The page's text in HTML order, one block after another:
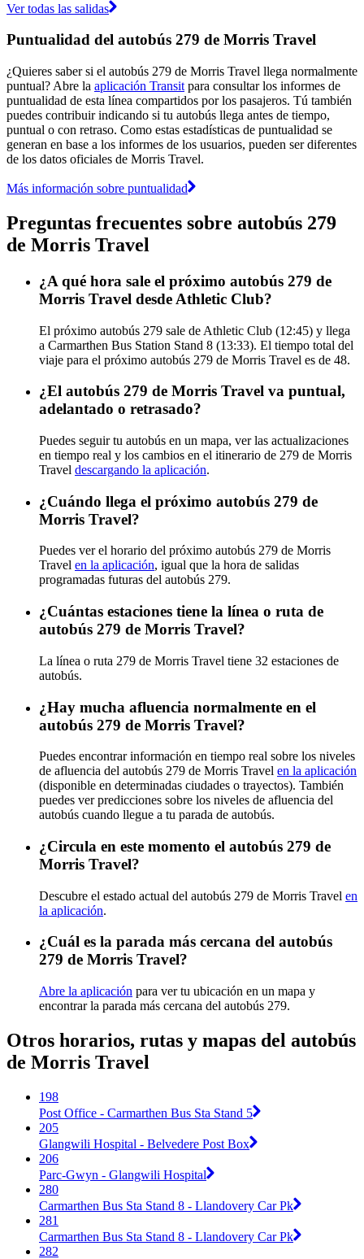
Ver todas las salidas
Puntualidad del autobús 279 de Morris Travel
¿Quieres saber si el autobús 279 de Morris Travel llega normalmente
puntual? Abre la aplicación Transit para consultar los informes de
puntualidad de esta línea compartidos por los pasajeros. Tú también
puedes contribuir indicando si tu autobús llega antes de tiempo,
puntual o con retraso. Como estas estadísticas de puntualidad se
generan en base a los informes de los usuarios, pueden ser diferentes
de los datos oficiales de Morris Travel.
Más información sobre puntualidad
Preguntas frecuentes sobre autobús 279
de Morris Travel
¿A qué hora sale el próximo autobús 279 de
Morris Travel desde Athletic Club?
El próximo autobús 279 sale de Athletic Club (12:45) y llega
a Carmarthen Bus Station Stand 8 (13:33). El tiempo total del
viaje para el próximo autobús 279 de Morris Travel es de 48.
¿El autobús 279 de Morris Travel va puntual,
adelantado o retrasado?
Puedes seguir tu autobús en un mapa, ver las actualizaciones
en tiempo real y los cambios en el itinerario de 279 de Morris
Travel descargando la aplicación.
¿Cuándo llega el próximo autobús 279 de
Morris Travel?
Puedes ver el horario del próximo autobús 279 de Morris
Travel en la aplicación, igual que la hora de salidas
programadas futuras del autobús 279.
¿Cuántas estaciones tiene la línea o ruta de
autobús 279 de Morris Travel?
La línea o ruta 279 de Morris Travel tiene 32 estaciones de
autobús.
¿Hay mucha afluencia normalmente en el
autobús 279 de Morris Travel?
Puedes encontrar información en tiempo real sobre los niveles
de afluencia del autobús 279 de Morris Travel en la aplicación
(disponible en determinadas ciudades o trayectos). También
puedes ver predicciones sobre los niveles de afluencia del
autobús cuando llegue a tu parada de autobús.
¿Circula en este momento el autobús 279 de
Morris Travel?
Descubre el estado actual del autobús 279 de Morris Travel en
la aplicación.
¿Cuál es la parada más cercana del autobús
279 de Morris Travel?
Abre la aplicación para ver tu ubicación en un mapa y
encontrar la parada más cercana del autobús 279.
Otros horarios, rutas y mapas del autobús
de Morris Travel
198
Post Office - Carmarthen Bus Sta Stand 5
205
Glangwili Hospital - Belvedere Post Box
206
Parc-Gwyn - Glangwili Hospital
280
Carmarthen Bus Sta Stand 8 - Llandovery Car Pk
281
Carmarthen Bus Sta Stand 8 - Llandovery Car Pk
282